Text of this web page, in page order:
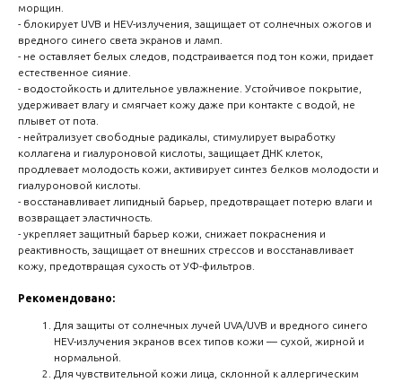
морщин.
- блокирует UVB и HEV-излучения, защищает от солнечных ожогов и
вредного синего света экранов и ламп.
- не оставляет белых следов, подстраивается под тон кожи, придает
естественное сияние.
- водостойкость и длительное увлажнение. Устойчивое покрытие,
удерживает влагу и смягчает кожу даже при контакте с водой, не
плывет от пота.
- нейтрализует свободные радикалы, стимулирует выработку
коллагена и гиалуроновой кислоты, защищает ДНК клеток,
продлевает молодость кожи, активирует синтез белков молодости и
гиалуроновой кислоты.
- восстанавливает липидный барьер, предотвращает потерю влаги и
возвращает эластичность.
- укрепляет защитный барьер кожи, снижает покраснения и
реактивность, защищает от внешних стрессов и восстанавливает
кожу, предотвращая сухость от УФ-фильтров.
Рекомендовано:
Для защиты от солнечных лучей UVA/UVB и вредного синего
HEV-излучения экранов всех типов кожи — сухой, жирной и
нормальной.
Для чувствительной кожи лица, склонной к аллергическим